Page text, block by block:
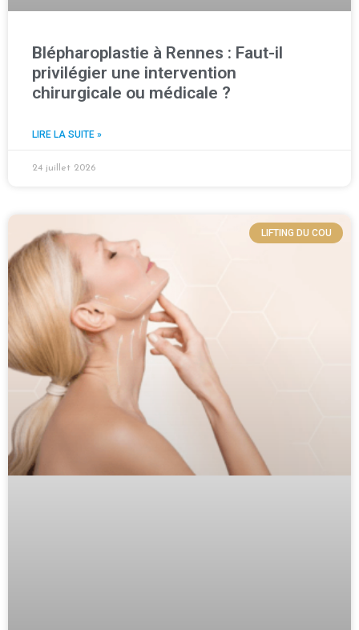
Blépharoplastie à Rennes : Faut-il
privilégier une intervention
chirurgicale ou médicale ?
LIRE LA SUITE »
24 juillet 2026
LIFTING DU COU